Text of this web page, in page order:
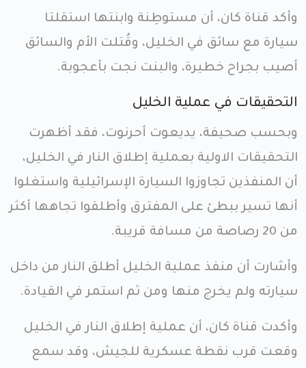
وأكد قناة كان، أن مستوطِنة وابنتها استقلتا
سيارة مع سائق في الخليل، وقُتلت الأم والسائق
أصيب بجراح خطيرة، والبنت نجت بأعجوبة.
التحقيقات في عملية الخليل
وبحسب صحيفة، يديعوت أحرنوت، فقد أظهرت
التحقيقات الاولية بعملية إطلاق النار في الخليل،
أن المنفذين تجاوزوا السيارة الإسرائيلية واستغلوا
أنها تسير ببطئ على المفترق وأطلقوا تجاهها أكثر
من 20 رصاصة من مسافة قريبة.
وأشارت أن منفذ عملية الخليل أطلق النار من داخل
سيارته ولم يخرج منها ومن ثم استمر في القيادة.
وأكدت قناة كان، أن عملية إطلاق النار في الخليل
وقعت قرب نقطة عسكرية للجيش، وقد سمع